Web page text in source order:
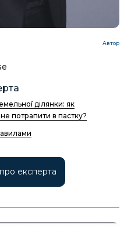
Автор
ділянки: як
потрапити в пастку?
експерта